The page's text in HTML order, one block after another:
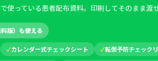
使っている患者配布資料。印刷してそのまま渡せ
版）も使える
✓カレンダー式チェックシート ✓転倒予防チェック